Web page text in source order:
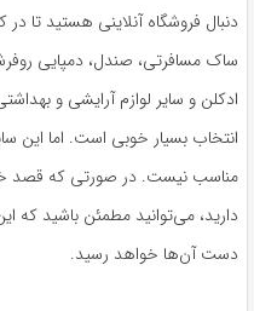
دنبال فروشگاه آنلاینی هستید تا
ساک مسافرتی، صندل، دمپایی
ادکلن و سایر لوازم آرایشی و
انتخاب بسیار خوبی است. اما این
مناسب نیست. در صورتی که قصد
دارید، می‌توانید مطمئن باشید که
دست آن‌ها خواهد رسید.